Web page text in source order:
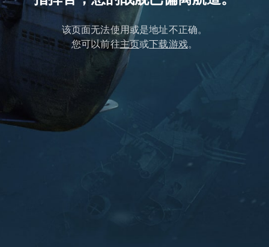
该页面无法使用或是地址不正确。
您可以前往主页或下载游戏。